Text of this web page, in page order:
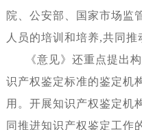
院、公安部、国家市场监
人员的培训和培养,共同
《意见》还重点提出
识产权鉴定标准的鉴定机
用。开展知识产权鉴定机
同推进知识产权鉴定工作